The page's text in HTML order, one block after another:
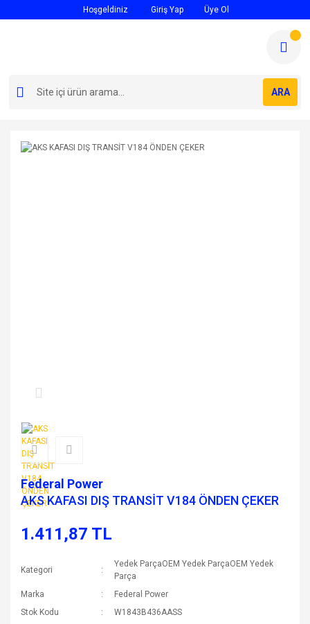
Hoşgeldiniz Giriş Yap Üye Ol
ARA
Federal Power
AKS KAFASI DIŞ TRANSİT V184 ÖNDEN ÇEKER
1.411,87 TL
Kategori
Yedek ParçaOEM Yedek ParçaOEM Yedek
Parça
Marka
Federal Power
Stok Kodu
W1843B436AASS